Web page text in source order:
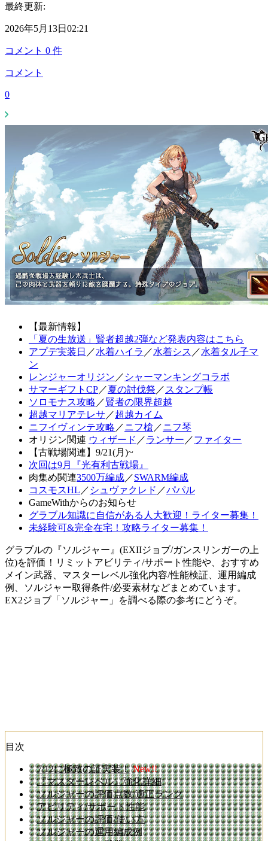
最終更新:
2026年5月13日02:21
コメント 0 件
コメント
0
【最新情報】
「夏の生放送」賢者超越2弾など発表内容はこちら
アプデ実装日 ／水着ハイラ ／水着シス ／水着タル子マ
ン
レンジャーオリジン ／ シャーマンキングコラボ
サマーギフトCP／夏の討伐祭 ／ スタンプ帳
ソロモナス攻略 ／賢者の限界超越
超越マリアテレサ ／超越カイム
ニフイヴィンテ攻略 ／ニフ槍 ／ニフ琴
オリジン関連 ウィザード ／ランサー ／ファイター
【古戦場関連】9/21(月)~
次回は9月『光有利古戦場』
肉集め関連3500万編成／SWARM編成
コスモスHL ／ シュヴァクレド ／パパル
GameWithからのお知らせ
グラブル知識に自信がある人大歓迎！ライター募集！
未経験可&完全在宅！攻略ライター募集！
グラブルの『ソルジャー』(EXIIジョブ/ガンスリンガーの上
位)を評価！リミットアビリティ/サポート性能や、おすすめ
メイン武器、マスターレベル強化内容/性能検証、運用編成
例、ソルジャー取得条件/必要素材などまとめています。
EX2ジョブ「ソルジャー」を調べる際の参考にどうぞ。
目次
7/12に極致の証実装！ New!!
『マスターレベル』強化詳細
ソルジャーの評価点数/適正ランク
アビリティ/サポート性能
ソルジャーの評価/使い方
ソルジャーの運用編成例